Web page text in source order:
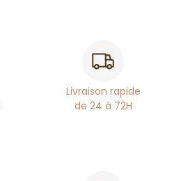
Livraison rapide
de 24 à 72H